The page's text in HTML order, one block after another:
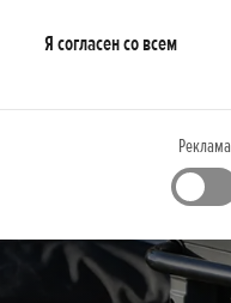
Я согласен со всем
Реклама